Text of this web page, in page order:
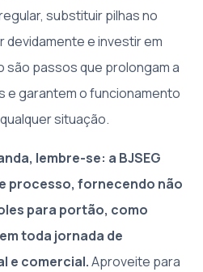
substituir pilhas no
e investir em
passos que prolongam a
e garantem o funcionamento
situação.
lembre-se: a BJSEG
processo, fornecendo não
para portão, como
toda jornada de
e comercial.Aproveite para